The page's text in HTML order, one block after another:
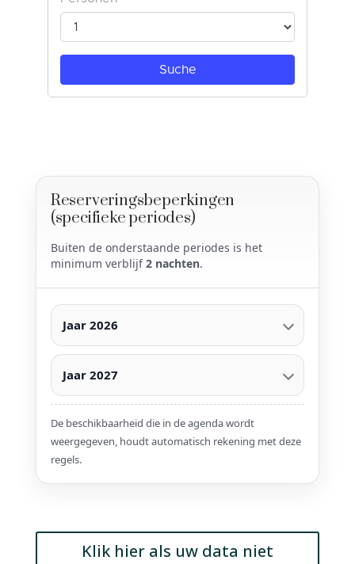
Reserveringsbeperkingen
(specifieke periodes)
Buiten de onderstaande periodes is het
minimum verblijf2 nachten.
Jaar 2026
Jaar 2027
De beschikbaarheid die in de agenda wordt
weergegeven, houdt automatisch rekening met deze
regels.
Klik hier als uw data niet